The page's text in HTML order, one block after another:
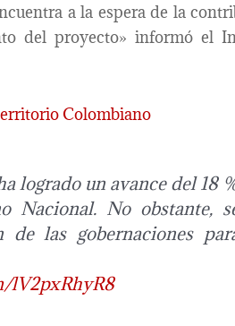
a la espera de la
del proyecto» informó el
Colombiano
logrado un avance del 18
Nacional. No obstante,
las gobernaciones
lV2pxRhyR8